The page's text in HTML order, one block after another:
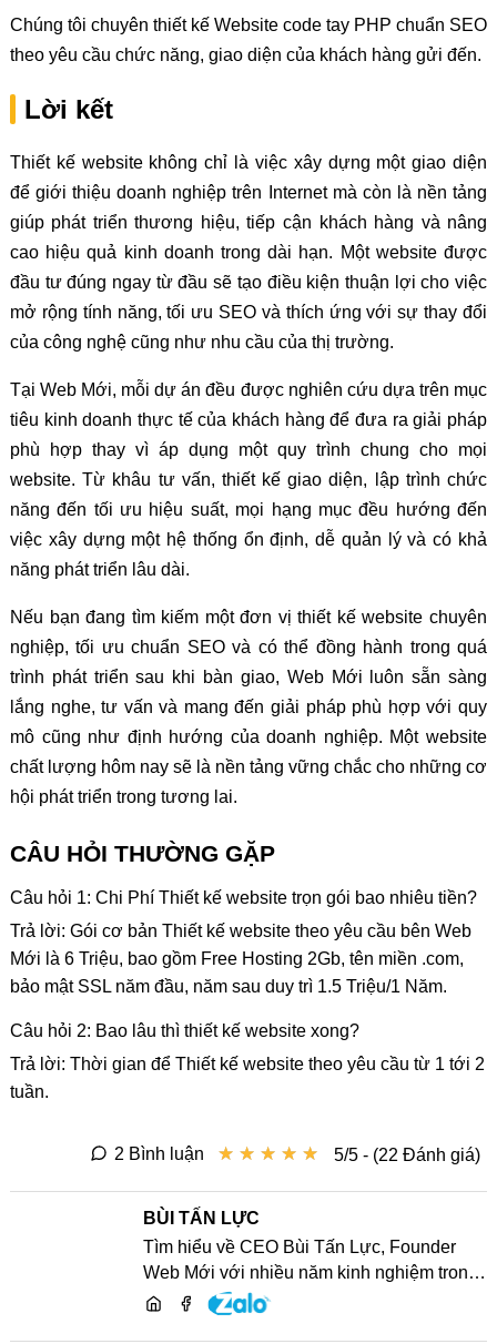
Chúng tôi chuyên thiết kế Website code tay PHP chuẩn SEO
theo yêu cầu chức năng, giao diện của khách hàng gửi đến.
Lời kết
Thiết kế website không chỉ là việc xây dựng một giao diện
để giới thiệu doanh nghiệp trên Internet mà còn là nền tảng
giúp phát triển thương hiệu, tiếp cận khách hàng và nâng
cao hiệu quả kinh doanh trong dài hạn. Một website được
đầu tư đúng ngay từ đầu sẽ tạo điều kiện thuận lợi cho việc
mở rộng tính năng, tối ưu SEO và thích ứng với sự thay đổi
của công nghệ cũng như nhu cầu của thị trường.
Tại Web Mới, mỗi dự án đều được nghiên cứu dựa trên mục
tiêu kinh doanh thực tế của khách hàng để đưa ra giải pháp
phù hợp thay vì áp dụng một quy trình chung cho mọi
website. Từ khâu tư vấn, thiết kế giao diện, lập trình chức
năng đến tối ưu hiệu suất, mọi hạng mục đều hướng đến
việc xây dựng một hệ thống ổn định, dễ quản lý và có khả
năng phát triển lâu dài.
Nếu bạn đang tìm kiếm một đơn vị thiết kế website chuyên
nghiệp, tối ưu chuẩn SEO và có thể đồng hành trong quá
trình phát triển sau khi bàn giao, Web Mới luôn sẵn sàng
lắng nghe, tư vấn và mang đến giải pháp phù hợp với quy
mô cũng như định hướng của doanh nghiệp. Một website
chất lượng hôm nay sẽ là nền tảng vững chắc cho những cơ
hội phát triển trong tương lai.
CÂU HỎI THƯỜNG GẶP
Câu hỏi 1: Chi Phí Thiết kế website trọn gói bao nhiêu tiền?
Trả lời: Gói cơ bản Thiết kế website theo yêu cầu bên Web
Mới là 6 Triệu, bao gồm Free Hosting 2Gb, tên miền .com,
bảo mật SSL năm đầu, năm sau duy trì 1.5 Triệu/1 Năm.
Câu hỏi 2: Bao lâu thì thiết kế website xong?
Trả lời: Thời gian để Thiết kế website theo yêu cầu từ 1 tới 2
tuần.
★ ★ ★ ★ ★
★ ★ ★ ★ ★ 5/5 - (22 Đánh giá)
2 Bình luận
BÙI TẤN LỰC
Tìm hiểu về CEO Bùi Tấn Lực, Founder
Web Mới với nhiều năm kinh nghiệm trong
lĩnh vực phát triển website, SEO và chia sẻ